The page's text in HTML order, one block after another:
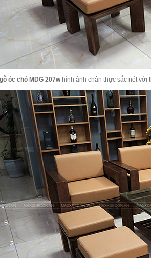
óc chó MDG 207whình ảnh chân thực sắc nét với